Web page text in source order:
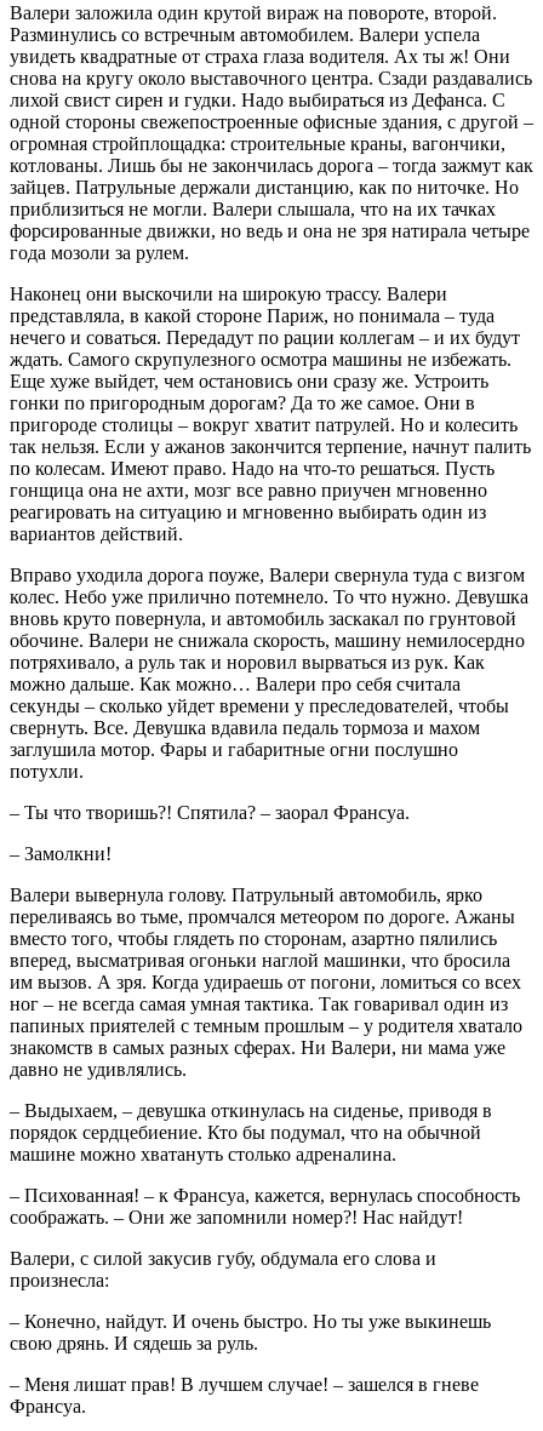
Валери заложила один крутой вираж на повороте, второй.
Разминулись со встречным автомобилем. Валери успела
увидеть квадратные от страха глаза водителя. Ах ты ж! Они
снова на кругу около выставочного центра. Сзади раздавались
лихой свист сирен и гудки. Надо выбираться из Дефанса. С
одной стороны свежепостроенные офисные здания, с другой –
огромная стройплощадка: строительные краны, вагончики,
котлованы. Лишь бы не закончилась дорога – тогда зажмут как
зайцев. Патрульные держали дистанцию, как по ниточке. Но
приблизиться не могли. Валери слышала, что на их тачках
форсированные движки, но ведь и она не зря натирала четыре
года мозоли за рулем.
Наконец они выскочили на широкую трассу. Валери
представляла, в какой стороне Париж, но понимала – туда
нечего и соваться. Передадут по рации коллегам – и их будут
ждать. Самого скрупулезного осмотра машины не избежать.
Еще хуже выйдет, чем остановись они сразу же. Устроить
гонки по пригородным дорогам? Да то же самое. Они в
пригороде столицы – вокруг хватит патрулей. Но и колесить
так нельзя. Если у ажанов закончится терпение, начнут палить
по колесам. Имеют право. Надо на что-то решаться. Пусть
гонщица она не ахти, мозг все равно приучен мгновенно
реагировать на ситуацию и мгновенно выбирать один из
вариантов действий.
Вправо уходила дорога поуже, Валери свернула туда с визгом
колес. Небо уже прилично потемнело. То что нужно. Девушка
вновь круто повернула, и автомобиль заскакал по грунтовой
обочине. Валери не снижала скорость, машину немилосердно
потряхивало, а руль так и норовил вырваться из рук. Как
можно дальше. Как можно… Валери про себя считала
секунды – сколько уйдет времени у преследователей, чтобы
свернуть. Все. Девушка вдавила педаль тормоза и махом
заглушила мотор. Фары и габаритные огни послушно
потухли.
– Ты что творишь?! Спятила? – заорал Франсуа.
– Замолкни!
Валери вывернула голову. Патрульный автомобиль, ярко
переливаясь во тьме, промчался метеором по дороге. Ажаны
вместо того, чтобы глядеть по сторонам, азартно пялились
вперед, высматривая огоньки наглой машинки, что бросила
им вызов. А зря. Когда удираешь от погони, ломиться со всех
ног – не всегда самая умная тактика. Так говаривал один из
папиных приятелей с темным прошлым – у родителя хватало
знакомств в самых разных сферах. Ни Валери, ни мама уже
давно не удивлялись.
– Выдыхаем, – девушка откинулась на сиденье, приводя в
порядок сердцебиение. Кто бы подумал, что на обычной
машине можно хватануть столько адреналина.
– Психованная! – к Франсуа, кажется, вернулась способность
соображать. – Они же запомнили номер?! Нас найдут!
Валери, с силой закусив губу, обдумала его слова и
произнесла:
– Конечно, найдут. И очень быстро. Но ты уже выкинешь
свою дрянь. И сядешь за руль.
– Меня лишат прав! В лучшем случае! – зашелся в гневе
Франсуа.